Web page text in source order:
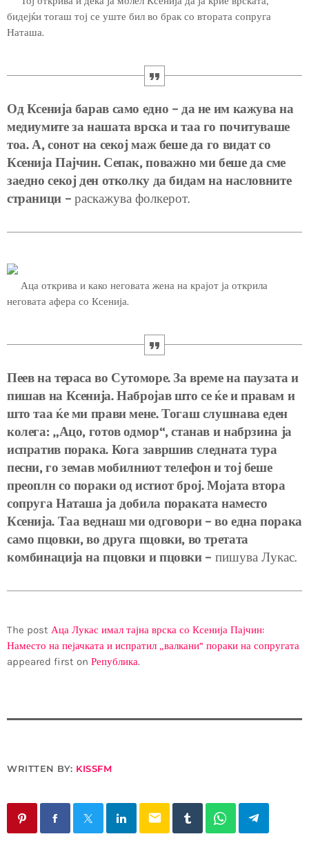
бидејќи тогаш тој се уште бил во брак со втората сопруга
Наташа.
Од Ксенија барав само едно – да не им кажува на
медиумите за нашата врска и таа го почитуваше
тоа. А, сонот на секој маж беше да го видат со
Ксенија Пајчин. Сепак, поважно ми беше да сме
заедно секој ден отколку да бидам на насловните
страници – раскажува фолкерот.
Аца открива и како неговата жена на крајот ја открила
неговата афера со Ксенија.
Пеев на тераса во Сутоморе. За време на паузата и
пишав на Ксенија. Набројав што се ќе и правам и
што таа ќе ми прави мене. Тогаш слушнава еден
колега: „Ацо, готов одмор“, станав и набрзина ја
испратив порака. Кога завршив следната тура
песни, го земав мобилниот телефон и тој беше
преоплн со пораки од истиот број. Мојата втора
сопруга Наташа ја добила пораката наместо
Ксенија. Таа веднаш ми одговори – во една порака
само пцовки, во друга пцовки, во третата
комбинација на пцовки и пцовки – пишува Лукас.
The post Аца Лукас имал тајна врска со Ксенија Пајчин:
Наместо на пејачката и испратил „валкани“ пораки на сопругата
appeared first on Република.
WRITTEN BY: KISSFM
email